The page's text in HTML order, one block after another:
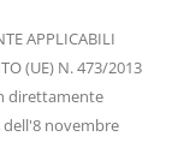
APPLICABILI
(UE) N. 473/2013
direttamente
dell'8 novembre